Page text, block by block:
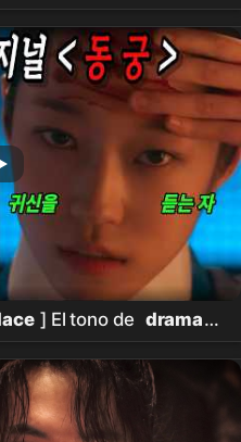
escalofriantesㄷㄷ
[El Palacio del Este]
¿Tiene todo lo
east palace # netflix
] El tono de drama
.. ¿Es real..?? Siento
derretir... Detalles que
Netflix está realmente
#the
east